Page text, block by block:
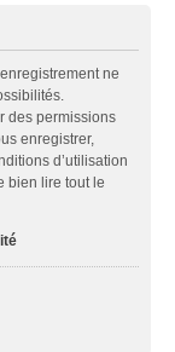
ne
des permissions
enregistrer,
d’utilisation
bien lire tout le